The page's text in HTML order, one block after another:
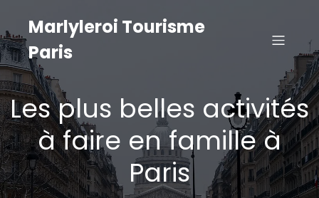
Marlyleroi Tourisme
Paris
Les plus belles activités
à faire en famille à
Paris